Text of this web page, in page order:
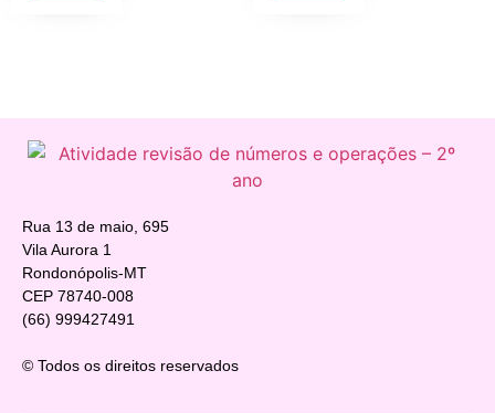
Rua 13 de maio, 695
Vila Aurora 1
Rondonópolis-MT
CEP 78740-008
(66) 999427491
© Todos os direitos reservados